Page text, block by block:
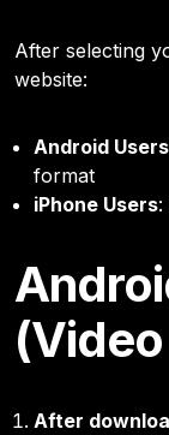
After selecting
website:
Android Users
format
iPhone Users:
After